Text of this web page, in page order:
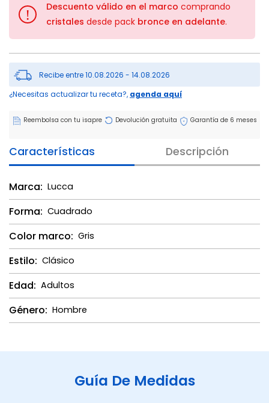
! Descuento válido en el marco comprando
cristales desde pack bronce en adelante.
Recibe entre 10.08.2026 - 14.08.2026
¿Necesitas actualizar tu receta?, agenda aquí
Reembolsa con tu isapre Devolución gratuita Garantía de 6 meses
Características Descripción
Marca: Lucca
Forma: Cuadrado
Color marco: Gris
Estilo: Clásico
Edad: Adultos
Género: Hombre
Guía De Medidas